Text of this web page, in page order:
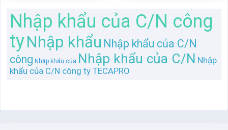
Nhập khẩu của C/N công
tyNhập khẩu Nhập khẩu của C/N
công Nhập khẩu của Nhập khẩu của C/N Nhập
khẩu của C/N công ty TECAPRO